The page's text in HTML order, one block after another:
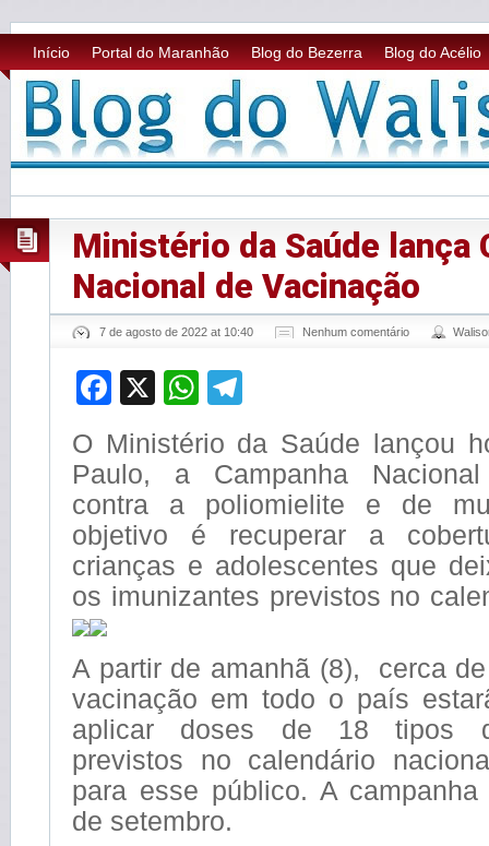
Início Portal do Maranhão Blog do Bezerra Blog do Acélio
Ministério da Saúde lança
Nacional de Vacinação
7 de agosto de 2022 at 10:40 Nenhum comentário
Facebook
X WhatsApp
O Ministério da Saúde lançou
Paulo, a Campanha
contra a poliomielite e de
objetivo é recuperar a
crianças e adolescentes que
os imunizantes previstos no
A partir de amanhã (8), cerca
vacinação em todo o país
aplicar doses de 18 tipos
previstos no calendário
para esse público. A
de setembro.